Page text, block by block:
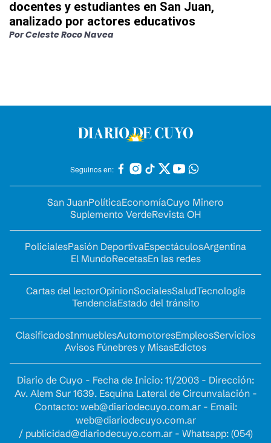
docentes y estudiantes en San Juan,
analizado por actores educativos
PorCeleste Roco Navea
Seguinos en:
San JuanPolíticaEconomíaCuyo Minero
Suplemento VerdeRevista OH
PolicialesPasión DeportivaEspectáculosArgentina
El MundoRecetasEn las redes
Cartas del lectorOpinionSocialesSaludTecnología
TendenciaEstado del tránsito
ClasificadosInmueblesAutomotoresEmpleosServicios
Avisos Fúnebres y MisasEdictos
Diario de Cuyo - Fecha de Inicio: 11/2003 - Dirección:
Av. Alem Sur 1639. Esquina Lateral de Circunvalación -
Contacto: web@diariodecuyo.com.ar- Email:
web@diariodecuyo.com.ar
/ publicidad@diariodecuyo.com.ar- Whatsapp: (054)